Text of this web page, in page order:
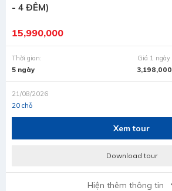
- 4 ĐÊM)
15,990,000
Thời gian:
5 ngày
Giá 1 ngày
3,198,000
21/08/2026
20 chỗ
Xem tour
Download tour
Hiện thêm thông tin